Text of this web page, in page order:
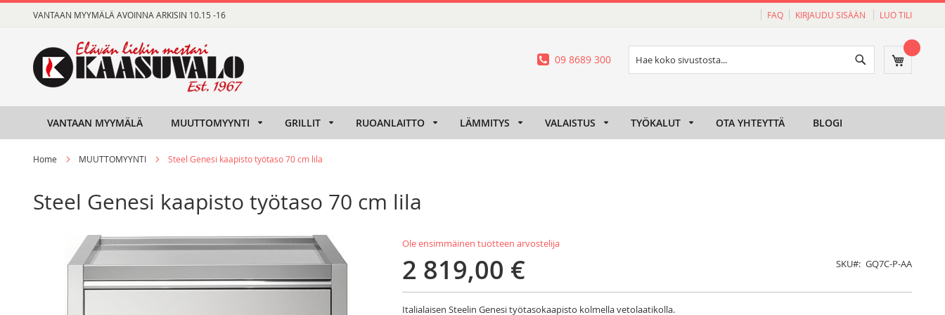
to
VANTAAN MYYMÄLÄ AVOINNA ARKISIN 10.15 -16 FAQ KIRJAUDU SISÄÄN LUO TILI
Ostoskori
Haku
09 8689 300
VANTAAN MYYMÄLÄ MUUTTOMYYNTI GRILLIT RUOANLAITTO LÄMMITYS VALAISTUS TYÖKALUT OTA YHTEYTTÄ BLOGI
Home MUUTTOMYYNTI Steel Genesi kaapisto työtaso 70 cm lila
Steel Genesi kaapisto työtaso 70 cm lila
Ole ensimmäinen tuotteen arvostelija
2 819,00 € SKU GQ7C-P-AA
Italialaisen Steelin Genesi työtasokaapisto kolmella vetolaatikolla.